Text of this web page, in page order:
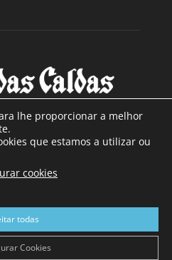
NÓS
Rainha e mais de 90 anos de
mais de 40.000 leitores por
com distribuição em Portugal
assinatura online.
lhe proporcionar a melhor
que estamos a utilizar ou
cookies
todas
Cookies